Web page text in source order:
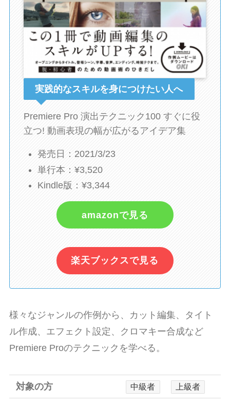
実践的なスキルを身につけたい人へ
Premiere Pro 演出テクニック100 すぐに役
立つ! 動画表現の幅が広がるアイデア集
発売日：2021/3/23
単行本：¥3,520
Kindle版：¥3,344
amazonで見る
楽天ブックスで見る
様々なジャンルの作例から、カット編集、タイト
ル作成、エフェクト設定、クロマキー合成など
Premiere Proのテクニックを学べる。
対象の方 中級者 上級者